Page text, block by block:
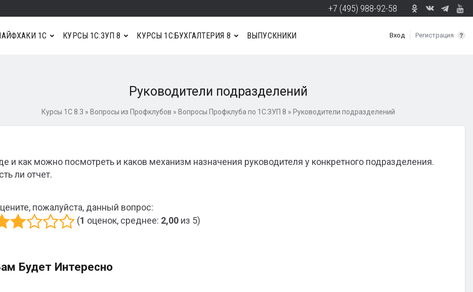
+7 (495) 988-92-58
Вход Регистрация
1С КУРСЫ 1С:ЗУП 8 КУРСЫ 1С:БУХГАЛТЕРИЯ 8 ВЫПУСКНИКИ
Руководители подразделений
Курсы 1С 8.3 » Вопросы из Профклубов » Вопросы Профклуба по 1С:ЗУП 8 » Руководители подразделений
и как можно посмотреть и каков механизм назначения руководителя у конкретного подразделения.
ли отчет.
пожалуйста, данный вопрос:
(1 оценок, среднее: 2,00 из 5)
Будет Интересно